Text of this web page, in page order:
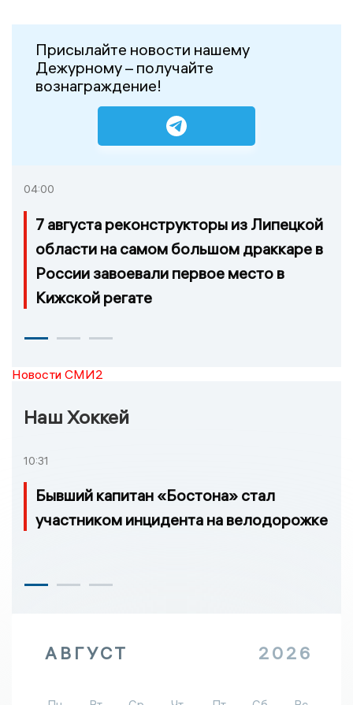
Присылайте новости нашему
Дежурному – получайте
вознаграждение!
04:00
7 августа реконструкторы из Липецкой
области на самом большом драккаре в
России завоевали первое место в
Кижской регате
Новости СМИ2
Наш Хоккей
10:31
Бывший капитан «Бостона» стал
участником инцидента на велодорожке
АВГУСТ 2026